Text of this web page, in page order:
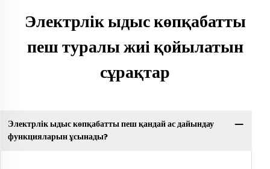
Электрлік ыдыс көпқабатты
пеш туралы жиі қойылатын
сұрақтар
Электрлік ыдыс көпқабатты пеш қандай ас дайындау
функцияларын ұсынады?